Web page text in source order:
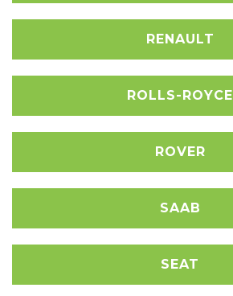
RENAULT
ROLLS-ROYCE
ROVER
SAAB
SEAT